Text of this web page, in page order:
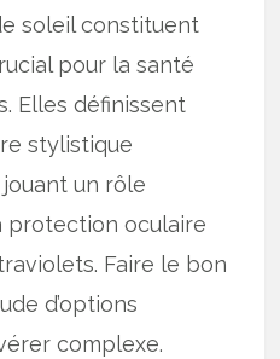
soleil constituent
pour la santé
Elles définissent
stylistique
un rôle
protection oculaire
Faire le bon
d’options
complexe.